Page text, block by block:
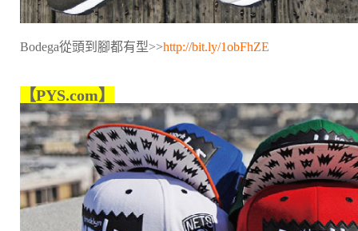
Bodega從頭到腳都有型>>http://bit.ly/1obFhZE
【PYS.com】